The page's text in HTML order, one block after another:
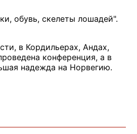
обувь, скелеты лошадей".
в Кордильерах, Андах,
конференция, а в
надежда на Норвегию.